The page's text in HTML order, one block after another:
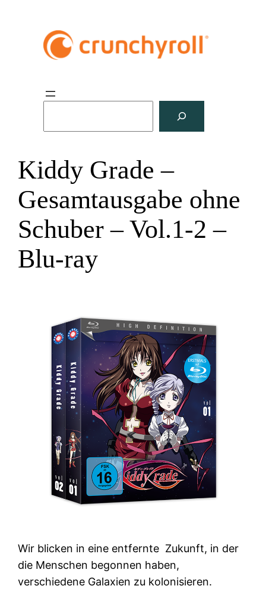
e
Kiddy Grade –
Gesamtausgabe ohne
Schuber – Vol.1-2 –
Blu-ray
Wir blicken in eine entfernte Zukunft, in der
die Menschen begonnen haben,
verschiedene Galaxien zu kolonisieren.